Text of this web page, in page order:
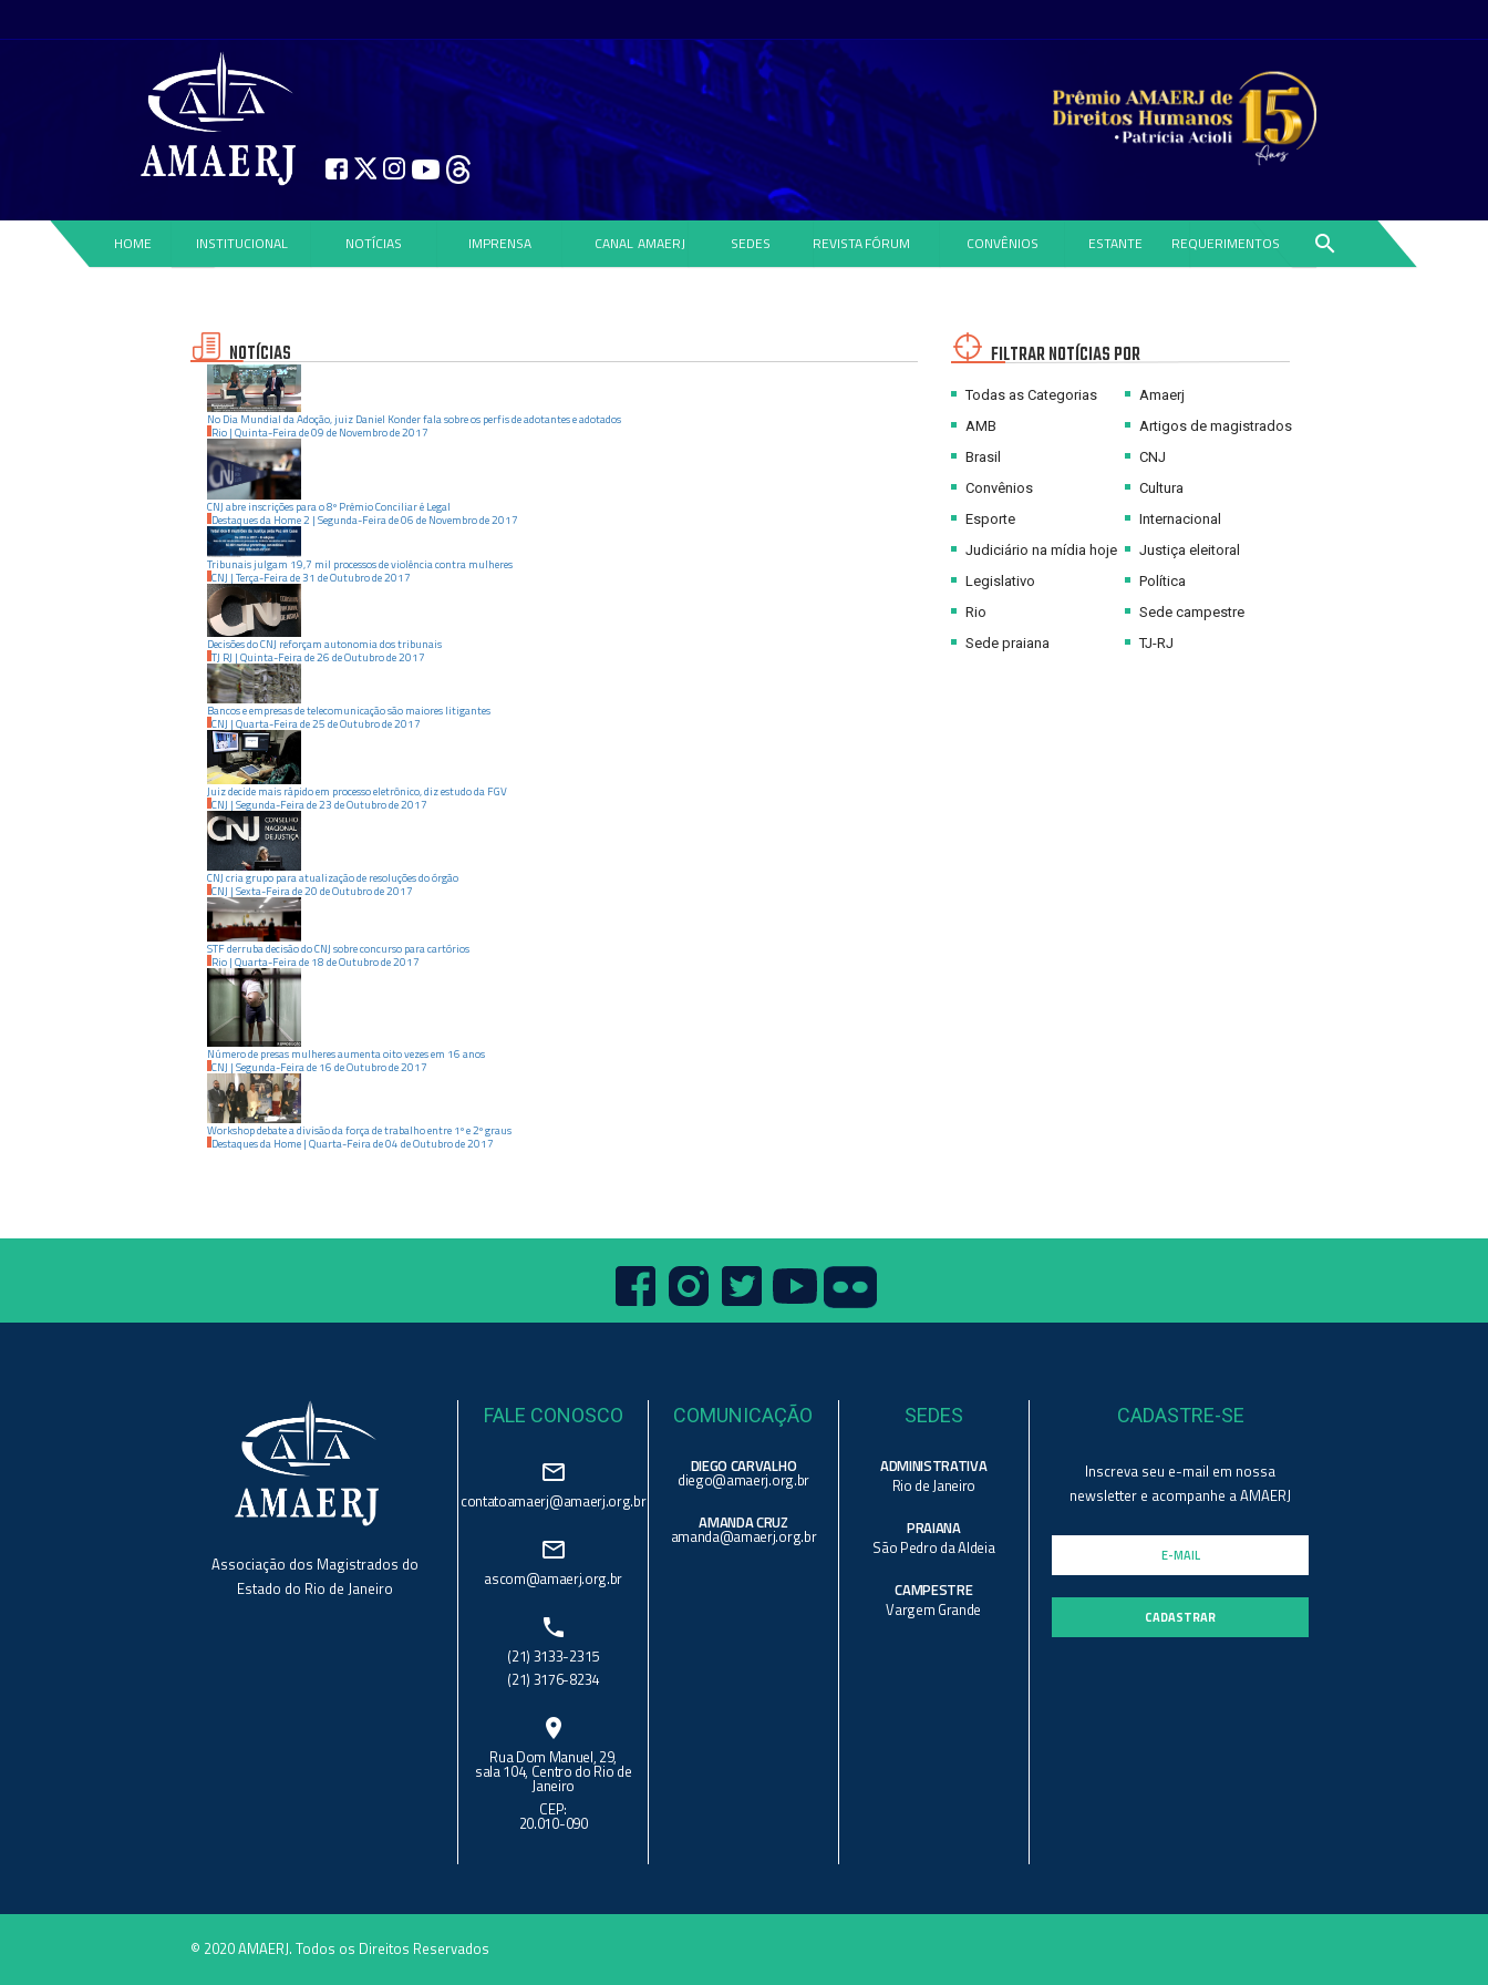
HOME INSTITUCIONAL NOTÍCIAS IMPRENSA CANAL AMAERJ SEDES REVISTAFÓRUM CONVÊNIOS ESTANTE REQUERIMENTOS search
NOTÍCIAS
No Dia Mundial da Adoção, juiz Daniel Konder fala sobre os perfis de adotantes e adotados
Rio| Quinta-Feirade09 de Novembrode2017
CNJ abre inscrições para o 8º Prêmio Conciliar é Legal
Destaques da Home 2 | Segunda-Feirade06 de Novembrode2017
Tribunais julgam 19,7 mil processos de violência contra mulheres
CNJ | Terça-Feirade31 deOutubrode2017
Decisões do CNJ reforçam autonomia dos tribunais
TJ RJ | Quinta-Feirade26 deOutubrode2017
Bancos e empresas de telecomunicação são maiores litigantes
CNJ | Quarta-Feirade25 deOutubrode2017
Juiz decide mais rápido em processo eletrônico, diz estudo da FGV
CNJ | Segunda-Feirade23 deOutubrode2017
CNJ cria grupo para atualização de resoluções do órgão
CNJ | Sexta-Feirade20 deOutubrode2017
STF derruba decisão do CNJ sobre concurso para cartórios
Rio| Quarta-Feirade 18 deOutubrode2017
Número de presas mulheres aumenta oito vezes em 16 anos
CNJ | Segunda-Feirade 16 deOutubrode2017
Workshop debate a divisão da força de trabalho entre 1º e 2º graus
Destaques da Home| Quarta-Feirade04 deOutubrode2017
FILTRAR NOTÍCIAS POR
Todas as Categorias
AMB
Brasil
Convênios
Esporte
Judiciário na mídia hoje
Legislativo
Rio
Sede praiana
Amaerj
Artigos de magistrados
CNJ
Cultura
Internacional
Justiça eleitoral
Política
Sede campestre
TJ-RJ
Associação dos Magistrados do
Estado do Rio de Janeiro
FALE CONOSCO
mail_outline
contatoamaerj@amaerj.org.br
mail_outline
ascom@amaerj.org.br
phone
(21) 3133-2315
(21) 3176-8234
location_on
Rua Dom Manuel, 29,
sala 104, Centro do Rio de
Janeiro
CEP:
20.010-090
COMUNICAÇÃO
DIEGO CARVALHO
diego@amaerj.org.br
AMANDA CRUZ
amanda@amaerj.org.br
SEDES
ADMINISTRATIVA
Rio de Janeiro
PRAIANA
São Pedro da Aldeia
CAMPESTRE
Vargem Grande
CADASTRE-SE
Inscreva seu e-mail em nossa
newsletter e acompanhe a AMAERJ
© 2020 AMAERJ. Todos os Direitos Reservados